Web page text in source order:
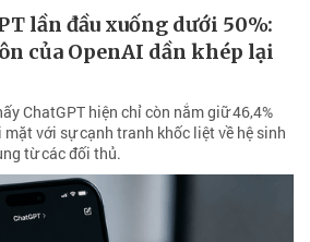
lần đầu xuống dưới 50%:
của OpenAI dần khép lại
ChatGPT hiện chỉ còn nắm giữ 46,4%
với sự cạnh tranh khốc liệt về hệ sinh
từ các đối thủ.